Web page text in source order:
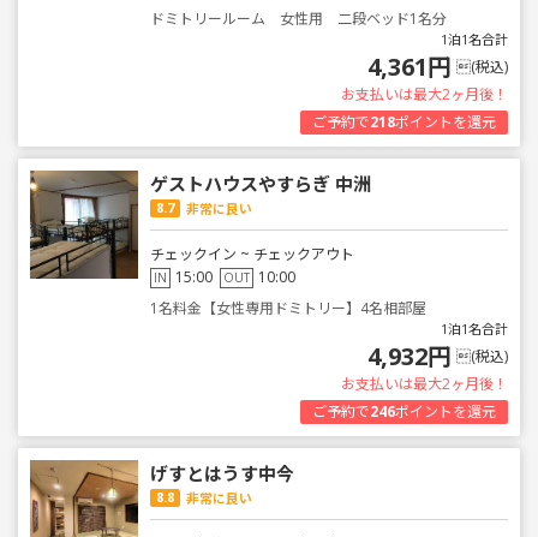
ドミトリールーム 女性用 二段ベッド1名分
1泊1名合計
4,361円 (税込)
お支払いは最大2ヶ月後！
ご予約で218ポイントを還元
ゲストハウスやすらぎ 中洲
8.7 非常に良い
チェックイン ~ チェックアウト
IN 15:00 OUT 10:00
1名料金【女性専用ドミトリー】4名相部屋
1泊1名合計
4,932円 (税込)
お支払いは最大2ヶ月後！
ご予約で246ポイントを還元
げすとはうす中今
8.8 非常に良い